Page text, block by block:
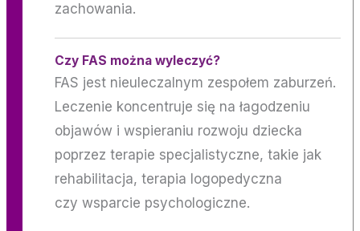
zachowania.
Czy FAS można wyleczyć?
FAS jest nieuleczalnym zespołem zaburzeń.
Leczenie koncentruje się na łagodzeniu
objawów i wspieraniu rozwoju dziecka
poprzez terapie specjalistyczne, takie jak
rehabilitacja, terapia logopedyczna
czy wsparcie psychologiczne.